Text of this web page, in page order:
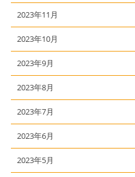
2023年11月
2023年10月
2023年9月
2023年8月
2023年7月
2023年6月
2023年5月